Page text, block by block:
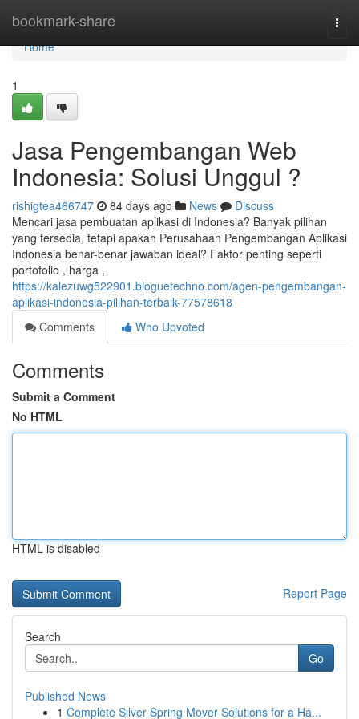
bookmark-share
Home
Home
1
Jasa Pengembangan Web
Indonesia: Solusi Unggul ?
rishigtea466747 84 days ago News
Discuss
Mencari jasa pembuatan aplikasi di Indonesia? Banyak pilihan
yang tersedia, tetapi apakah Perusahaan Pengembangan Aplikasi
Indonesia benar-benar jawaban ideal? Faktor penting seperti
portofolio , harga ,
https://kalezuwg522901.bloguetechno.com/agen-pengembangan-
aplikasi-indonesia-pilihan-terbaik-77578618
Comments
Who Upvoted
Comments
Submit a Comment
No HTML
HTML is disabled
Report Page
Search
Go
Published News
1 Complete Silver Spring Mover Solutions for a Ha...